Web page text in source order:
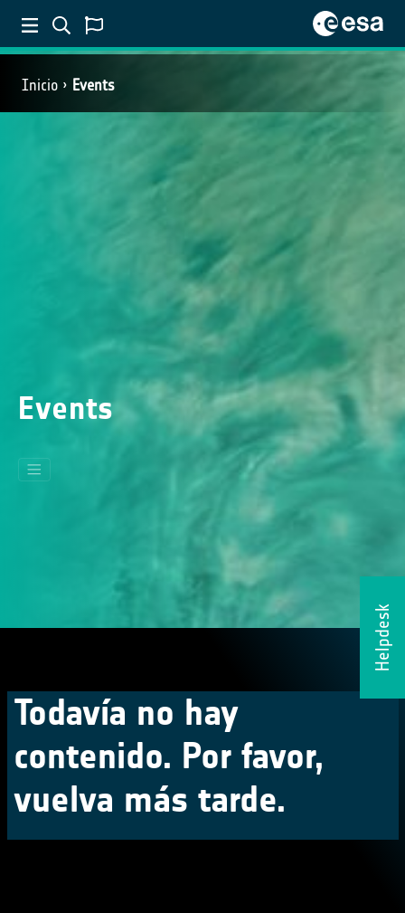
Inicio Events
Helpdesk
Events
Todavía no hay
contenido. Por favor,
vuelva más tarde.